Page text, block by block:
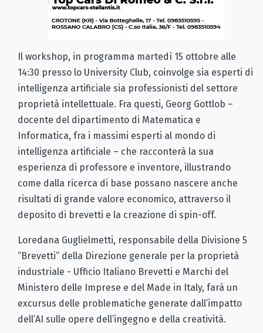
Il workshop, in programma martedì 15 ottobre alle
14:30 presso lo University Club, coinvolge sia esperti di
intelligenza artificiale sia professionisti del settore
proprietà intellettuale. Fra questi, Georg Gottlob –
docente del dipartimento di Matematica e
Informatica, fra i massimi esperti al mondo di
intelligenza artificiale – che racconterà la sua
esperienza di professore e inventore, illustrando
come dalla ricerca di base possano nascere anche
risultati di grande valore economico, attraverso il
deposito di brevetti e la creazione di spin-off.
Loredana Guglielmetti, responsabile della Divisione 5
“Brevetti” della Direzione generale per la proprietà
industriale - Ufficio Italiano Brevetti e Marchi del
Ministero delle Imprese e del Made in Italy, farà un
excursus delle problematiche generate dall’impatto
dell’AI sulle opere dell’ingegno e della creatività.